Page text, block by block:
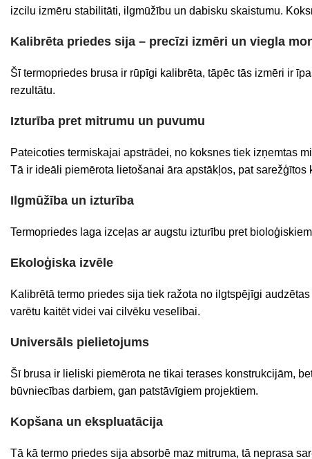
izcilu izmēru stabilitāti, ilgmūžību un dabisku skaistumu.
Kalibrēta priedes sija – precīzi izmēri un viegla
Šī termopriedes brusa ir rūpīgi kalibrēta, tāpēc tās izmēri ir
rezultātu.
Izturība pret mitrumu un puvumu
Pateicoties termiskajai apstrādei, no koksnes tiek izņemtas
Tā ir ideāli piemērota lietošanai āra apstākļos, pat sarežģītos
Ilgmūžība un izturība
Termopriedes laga izceļas ar augstu izturību pret
Ekoloģiska izvēle
Kalibrētā termo priedes sija tiek ražota no ilgtspējīgi
varētu kaitēt videi vai cilvēku veselībai.
Universāls pielietojums
Šī brusa ir lieliski piemērota ne tikai terases konstrukcijām,
būvniecības darbiem, gan patstāvīgiem projektiem.
Kopšana un ekspluatācija
Tā kā termo priedes sija absorbē maz mitruma, tā neprasa